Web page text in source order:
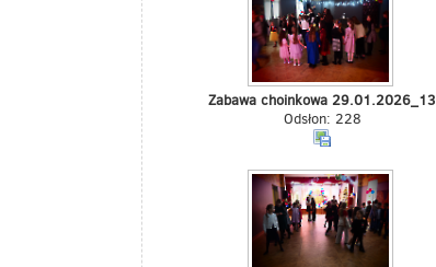
Zabawa choinkowa 29.01.2026_13
Odsłon: 228